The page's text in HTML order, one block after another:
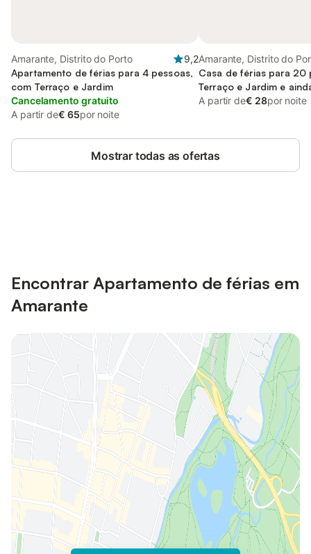
Amarante, Distrito do Porto
9,2
Apartamento de férias para 4 pessoas,
com Terraço e Jardim
Cancelamento gratuito
A partir de€ 65por noite
Amarante, Distrito do
Casa de férias para 20
Terraço e Jardim e
A partir de€ 28por noite
Mostrar todas as ofertas
Encontrar Apartamento de férias em
Amarante